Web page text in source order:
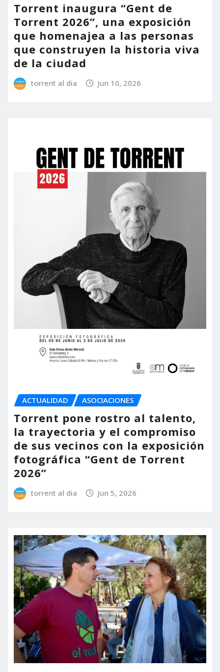
Torrent inaugura “Gent de
Torrent 2026”, una exposición
que homenajea a las personas
que construyen la historia viva
de la ciudad
torrent al dia Jun 10, 2026
ACTUALIDAD ASOCIACIONES
Torrent pone rostro al talento,
la trayectoria y el compromiso
de sus vecinos con la exposición
fotográfica “Gent de Torrent
2026”
torrent al dia Jun 5, 2026